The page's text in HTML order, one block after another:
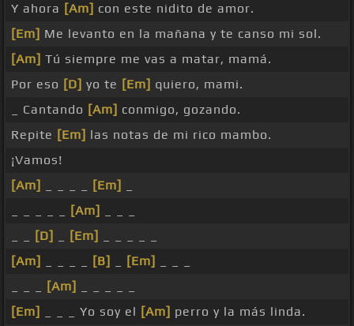
Y ahora [Am] con este nidito de amor.
[Em] Me levanto en la mañana y te canso mi sol.
[Am] Tú siempre me vas a matar, mamá.
Por eso [D] yo te [Em] quiero, mami.
_ Cantando [Am] conmigo, gozando.
Repite [Em] las notas de mi rico mambo.
¡Vamos!
[Am]
[Em]
[Am]
[D] [Em]
[Am]
[B] [Em]
[Am]
[Em]
_ _ _ Yo soy el [Am] perro y la más linda.